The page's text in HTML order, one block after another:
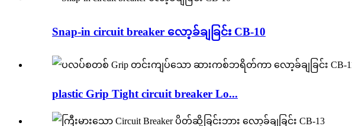
Snap-in circuit breaker လော့ခ်ချခြင်း CB-10
plastic Grip Tight circuit breaker Lo...